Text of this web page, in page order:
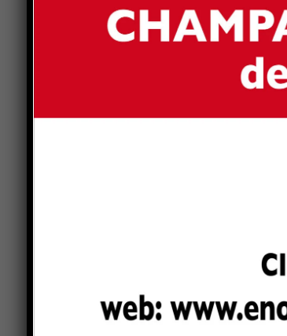
Cappelletti mette giù il pallone
ErmGroup, con Marzolla che
lasciando il posto a Cipriani, il
Galiano e la schiacciata a rete di
cagliaritani con il solito Biasotto,
mentre Stoppelli ha nel frattempo
rientrare gli avversari con un paio
15). Lui stesso rimedia con l’ace
e le schiacciate di Marzolla, più un
Cappelletti, mandano in fuga
replica Marzolla, con il punto del
Galiano torna in formazione a
stessa moneta, anche se la
rendere in salita la strada della
Stoppelli. Anche la costruzione